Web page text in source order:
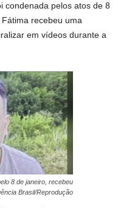
condenada pelos atos de 8
recebeu uma
em vídeos durante a
8 de janeiro, recebeu
Brasil/Reprodução